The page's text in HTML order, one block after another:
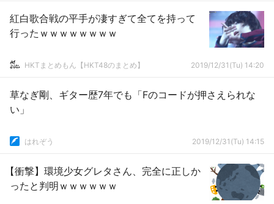
紅白歌合戦の平手が凄すぎて全てを持って
行ったｗｗｗｗｗｗｗｗ
HKTまとめもん【HKT48のまとめ】 2019/12/31(Tu) 14:20
草なぎ剛、ギター歴7年でも「Fのコードが押さえられな
い」
はれぞう 2019/12/31(Tu) 14:15
【衝撃】環境少女グレタさん、完全に正しか
ったと判明ｗｗｗｗｗｗ